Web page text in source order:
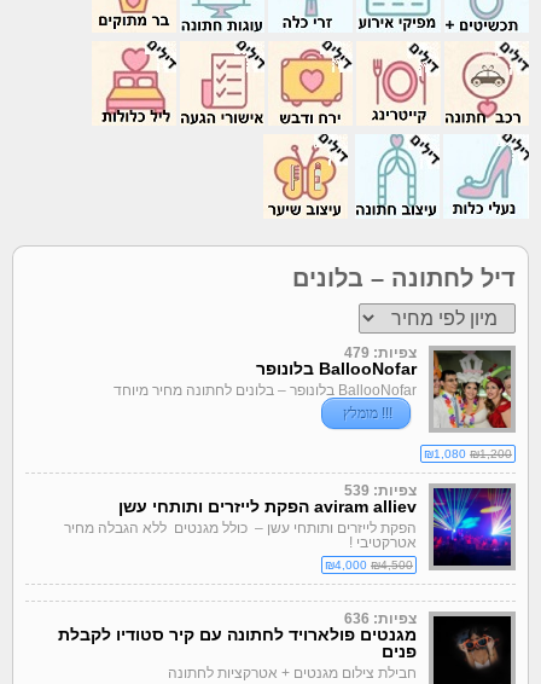
דיל לחתונה – בלונים
צפיות: 479
BallooNofar בלונופר
BallooNofar בלונופר – בלונים לחתונה מחיר מיוחד
מומלץ !!!
₪1,200
צפיות: 539
aviram alliev הפקת לייזרים ותותחי עשן
הפקת לייזרים ותותחי עשן – כולל מגנטים ללא הגבלה מחיר
אטרקטיבי !
₪4,500
צפיות: 636
מגנטים פולארויד לחתונה עם קיר סטודיו לקבלת
פנים
חבילת צילום מגנטים + אטרקציות לחתונה